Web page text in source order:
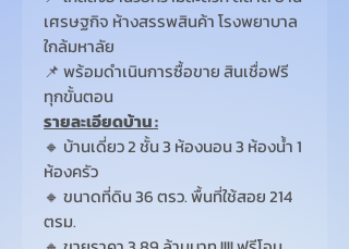
เศรษฐกิจ ห้างสรรพสินค้า โรงพยาบาล
ใกล้มหาลัย
📌 พร้อมดำเนินการซื้อขาย สินเชื่อฟรี
ทุกขั้นตอน
รายละเอียดบ้าน :
🔸 บ้านเดี่ยว 2 ชั้น 3 ห้องนอน 3 ห้องน้ำ 1
ห้องครัว
🔸 ขนาดที่ดิน 36 ตรว. พื้นที่ใช้สอย 214
ตรม.